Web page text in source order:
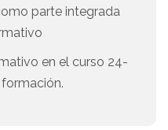
parte integrada
en el curso 24-